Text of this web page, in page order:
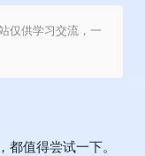
仅供学习交流，一
值得尝试一下。